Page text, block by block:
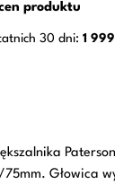
produktu
30 dni: 1
Głowica